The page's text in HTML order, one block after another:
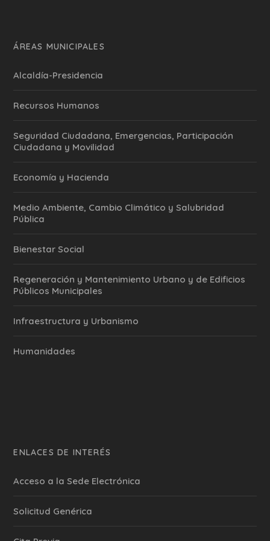
ÁREAS MUNICIPALES
Alcaldía-Presidencia
Recursos Humanos
Seguridad Ciudadana, Emergencias, Participación
Ciudadana y Movilidad
Economía y Hacienda
Medio Ambiente, Cambio Climático y Salubridad
Pública
Bienestar Social
Regeneración y Mantenimiento Urbano y de Edificios
Públicos Municipales
Infraestructura y Urbanismo
Humanidades
ENLACES DE INTERÉS
Acceso a la Sede Electrónica
Solicitud Genérica